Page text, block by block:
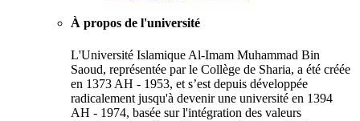
À propos de l'université
L'Université Islamique Al-Imam Muhammad Bin
Saoud, représentée par le Collège de Sharia, a été créée
en 1373 AH - 1953, et s’est depuis développée
radicalement jusqu'à devenir une université en 1394
AH - 1974, basée sur l'intégration des valeurs